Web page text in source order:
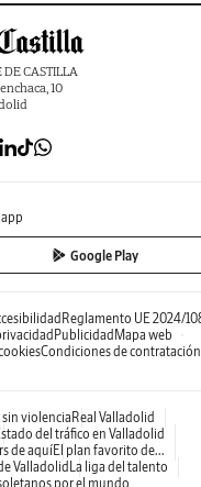
CASTILLA
10
Google Play
Reglamento UE 2024/
Publicidad Mapa web
Condiciones de contratación
violenciaReal Valladolid
del tráfico en Valladolid
de aquíEl plan favorito de...
Valladolid La liga del talento
por el mundo